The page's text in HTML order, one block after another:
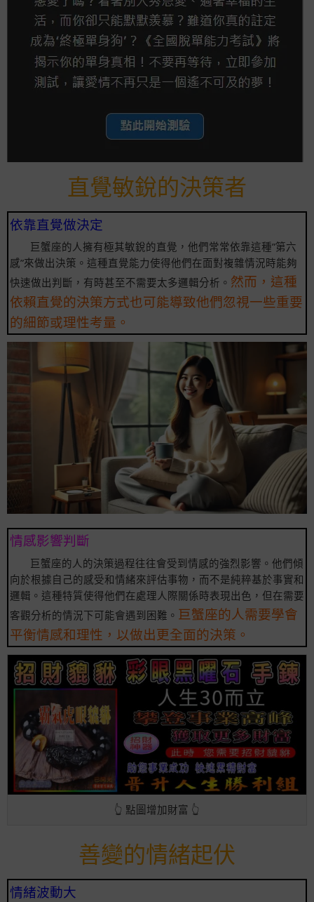
直覺敏銳的決策者
依靠直覺做決定
巨蟹座的人擁有極其敏銳的直覺，他們常常依靠這種”第六
感”來做出決策。這種直覺能力使得他們在面對複雜情況時能夠
快速做出判斷，有時甚至不需要太多邏輯分析。 然而，這種
依賴直覺的決策方式也可能導致他們忽視一些重要
的細節或理性考量。
情感影響判斷
巨蟹座的人的決策過程往往會受到情感的強烈影響。他們傾
向於根據自己的感受和情緒來評估事物，而不是純粹基於事實和
邏輯。這種特質使得他們在處理人際關係時表現出色，但在需要
客觀分析的情況下可能會遇到困難。 巨蟹座的人需要學會
平衡情感和理性，以做出更全面的決策。
👆 點圖增加財富 👆
善變的情緒起伏
情緒波動大